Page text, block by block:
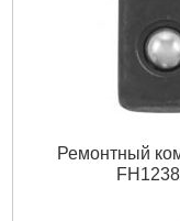
Ремонтный